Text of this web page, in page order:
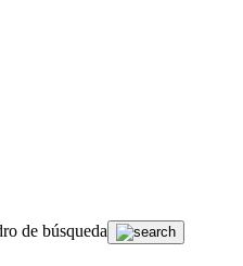
de búsqueda